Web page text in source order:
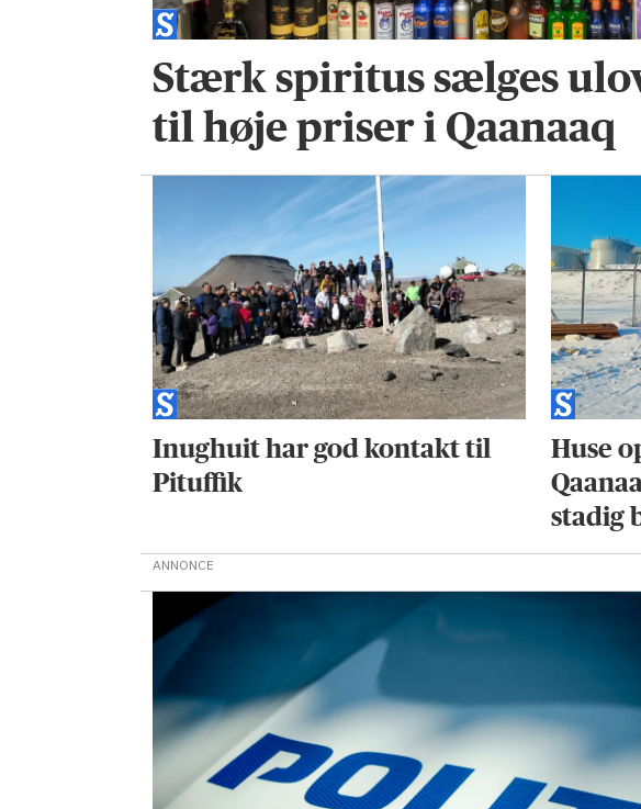
Stærk spiritus sælges
til høje priser i Qaanaaq
Inughuit har god kontakt til
Pituffik
Huse
stadig
ANNONCE